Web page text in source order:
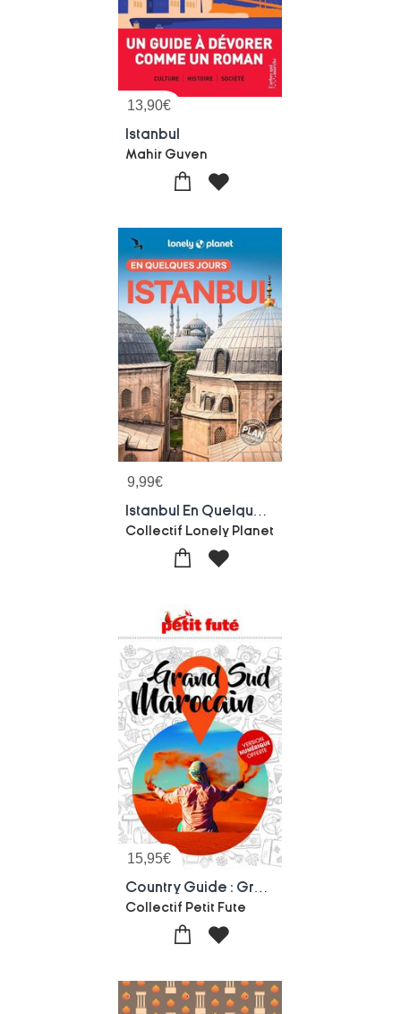
13,90€
Istanbul
Mahir Guven
9,99€
Collectif Lonely Planet
15,95€
Collectif Petit Fute